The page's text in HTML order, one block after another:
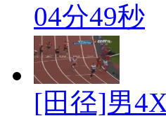
04分49秒
[田径]男